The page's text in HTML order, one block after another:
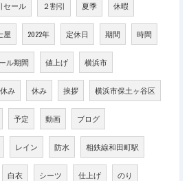
セール ２割引 夏季 休暇
屋 2022年 定休日 期間 時間
ル期間 値上げ 横浜市
休み 休み 挨拶 横浜市保土ヶ谷区
予定 動画 ブログ
レイン 防水 相鉄線和田町駅
白衣 シーツ 仕上げ のり